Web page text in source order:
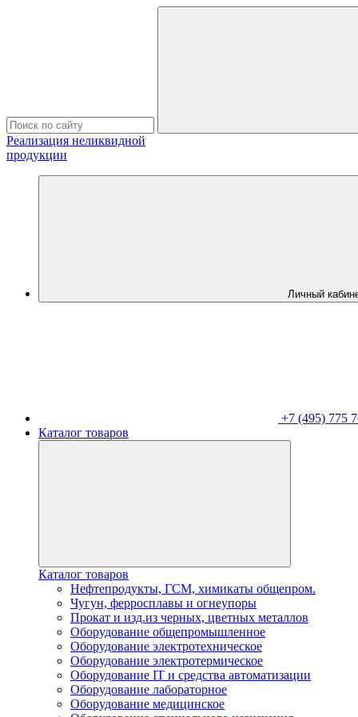
Реализация неликвидной
продукции
Личный
+7 (495) 775
Каталог товаров
Каталог товаров
Нефтепродукты, ГСМ, химикаты общепром.
Чугун, ферросплавы и огнеупоры
Прокат и изд.из черных, цветных металлов
Оборудование общепромышленное
Оборудование электротехническое
Оборудование электротермическое
Оборудование IT и средства автоматизации
Оборудование лабораторное
Оборудование медицинское